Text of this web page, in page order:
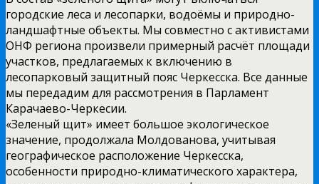
городские леса и лесопарки, водоёмы и природно-
ландшафтные объекты. Мы совместно с активистами
ОНФ региона произвели примерный расчёт площади
участков, предлагаемых к включению в
лесопарковый защитный пояс Черкесска. Все данные
мы передадим для рассмотрения в Парламент
Карачаево-Черкесии.
«Зеленый щит» имеет большое экологическое
значение, продолжала Молдованова, учитывая
географическое расположение Черкесска,
особенности природно-климатического характера,